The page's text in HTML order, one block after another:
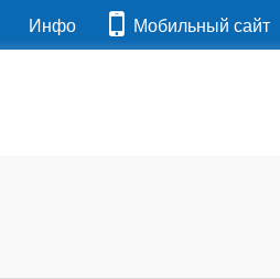
Инфо Мобильный сайт